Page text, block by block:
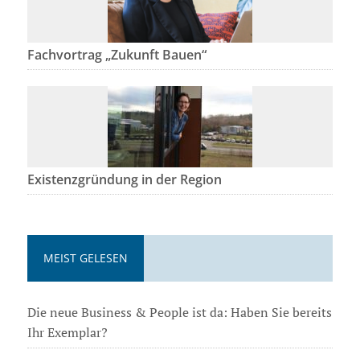
Fachvortrag „Zukunft Bauen“
Existenzgründung in der Region
MEIST GELESEN
Die neue Business & People ist da: Haben Sie bereits
Ihr Exemplar?